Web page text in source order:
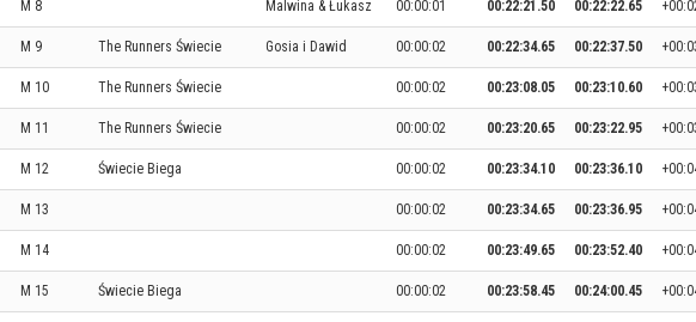
M 8 Malwina & Łukasz 00:00:01 00:22:21.50 00:22:22.65
M 9 The Runners Świecie Gosia i Dawid 00:00:02 00:22:34.65 00:22:37.50
M 10 The Runners Świecie 00:00:02 00:23:08.05 00:23:10.60
M 11 The Runners Świecie 00:00:02 00:23:20.65 00:23:22.95
M 12 Świecie Biega 00:00:02 00:23:34.10 00:23:36.10
M 13 00:00:02 00:23:34.65 00:23:36.95
M 14 00:00:02 00:23:49.65 00:23:52.40
M 15 Świecie Biega 00:00:02 00:23:58.45 00:24:00.45